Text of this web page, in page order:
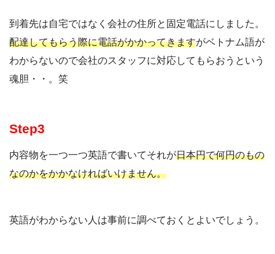
到着先は自宅ではなく会社の住所と固定電話にしました。
配達してもらう際に電話がかかってきますがベトナム語が
わからないので会社のスタッフに対応してもらおうという
魂胆・・。笑
Step3
内容物を一つ一つ英語で書いてそれが日本円で何円のもの
なのかをかかなければいけません。
英語がわからない人は事前に調べておくとよいでしょう。